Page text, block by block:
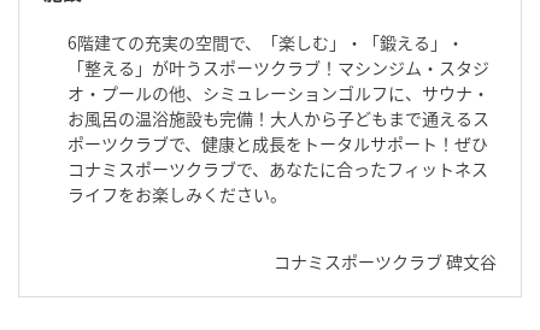
6階建ての充実の空間で、「楽しむ」・「鍛える」・
「整える」が叶うスポーツクラブ！マシンジム・スタジ
オ・プールの他、シミュレーションゴルフに、サウナ・
お風呂の温浴施設も完備！大人から子どもまで通えるス
ポーツクラブで、健康と成長をトータルサポート！ぜひ
コナミスポーツクラブで、あなたに合ったフィットネス
ライフをお楽しみください。
コナミスポーツクラブ 碑文谷